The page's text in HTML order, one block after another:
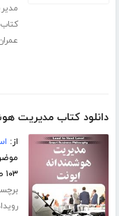
دانلود کتاب مدیریت
از:
۱۰۳ صفحه